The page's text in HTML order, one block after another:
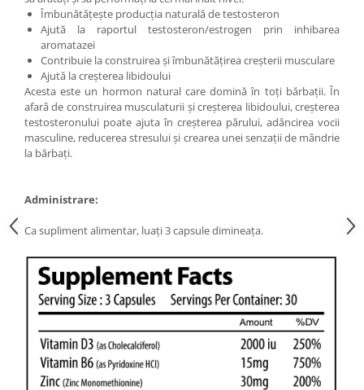
Weider
Zenana
Îmbunătățește producția naturală de testosteron
Ajută la raportul testosteron/estrogen prin inhibarea
aromatazei
Contribuie la construirea și îmbunătățirea creșterii musculare
Ajută la creșterea libidoului
Acesta este un hormon natural care domină în toți bărbații. În
afară de construirea musculaturii și creșterea libidoului, creșterea
testosteronului poate ajuta în creșterea părului, adâncirea vocii
masculine, reducerea stresului și crearea unei senzații de mândrie
la bărbați.
Administrare:
Ca supliment alimentar, luați 3 capsule dimineața.